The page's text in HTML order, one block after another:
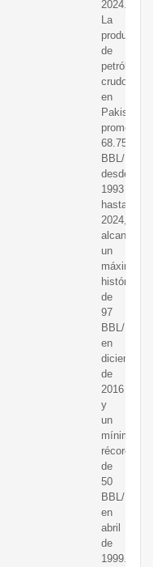
2024.
La
producción
de
petróleo
crudo
en
Pakistán
promedió
68.75
BBL/D/1K
desde
1993
hasta
2024,
un
máximo
histórico
de
97
BBL/D/1K
en
diciembre
de
2016
y
un
mínimo
récord
de
50
BBL/D/1K
en
abril
de
1999.